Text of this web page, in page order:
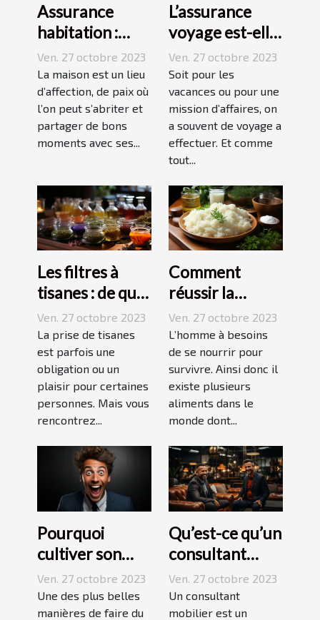
Assurance
habitation :
comment ça
marche ?
Ven. 27 octobre 2023
La maison est un lieu
d’affection, de paix où
l’on peut s’abriter et
partager de bons
moments avec ses...
L’assurance
voyage est-elle
avantageuse ?
Ven. 27 octobre 2023
Soit pour les
vacances ou pour une
mission d’affaires, on
a souvent de voyage a
effectuer. Et comme
tout...
Les filtres à
tisanes : de quoi
s’agit-il ?
Ven. 27 octobre 2023
La prise de tisanes
est parfois une
obligation ou un
plaisir pour certaines
personnes. Mais vous
rencontrez...
Comment
réussir la
préparation du
riz ?
Ven. 27 octobre 2023
L’homme à besoins
de se nourrir pour
survivre. Ainsi donc il
existe plusieurs
aliments dans le
monde dont...
Pourquoi
cultiver son
esprit
humoristique ?
Ven. 27 octobre 2023
Une des plus belles
manières de faire du
Qu’est-ce qu’un
consultant
mobilier ?
Ven. 27 octobre 2023
Un consultant
mobilier est un